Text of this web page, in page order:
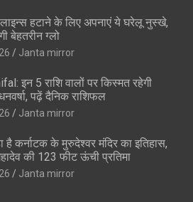
हटाने के लिए अपनाएं ये घरेलू नुस्खे,
बेहतरीन ग्लो
Janta mirror
इन 5 राशि वालों पर किस्मत रहेगी
पढ़ें दैनिक राशिफल
Janta mirror
है कर्नाटक के मुरुदेश्वर मंदिर का इतिहास,
की 123 फीट ऊंची प्रतिमा
Janta mirror